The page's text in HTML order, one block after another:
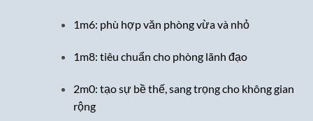
1m6: phù hợp văn phòng vừa và nhỏ
1m8: tiêu chuẩn cho phòng lãnh đạo
2m0: tạo sự bề thế, sang trọng cho không gian
rộng